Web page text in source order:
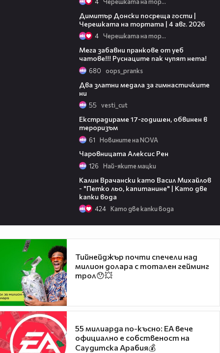
Димитър Донски посреща гости |
Черешката на тортата | 4 авг. 2026
4 Черешката на тортата
Мега забавни пранкове от уеб
чатове!!! Руснаците пак чупят нета!
680 oops_pranks
Два златни медала за гимнастичките
ни
55 vesti_cut
Екстрадираме 17-годишен, обвинен в
тероризъм
61 Новините на NOVA
Чаровницата Алексис Рен
126 Най-яките мацки
Калин Врачански като Васил Михайлов
- "Петко льо, капитанине" | Като две
капки вода
424 Като две капки вода
Тийнейджър почти спечели над
милион долара с тотален гейминг
трол😯💥
55 милиарда по-късно: EA вече
официално е собственост на
Саудитска Арабия💰